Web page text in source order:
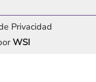
Privacidad
WSI